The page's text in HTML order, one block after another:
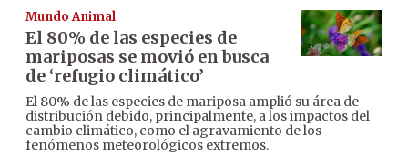
Mundo Animal
El 80% de las especies de
mariposas se movió en busca
de ‘refugio climático’
El 80% de las especies de mariposa amplió su área de
distribución debido, principalmente, a los impactos del
cambio climático, como el agravamiento de los
fenómenos meteorológicos extremos.